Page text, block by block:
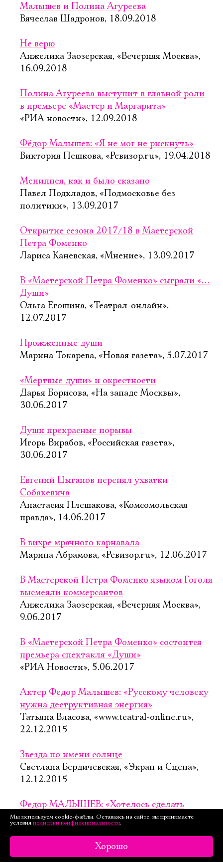
Малышев и Полина Агуреева
Вячеслав Шадронов, 18.09.2018
Не верю
Анжелика Заозерская, «Вечерняя Москва»,
16.09.2018
Полина Агуреева выступит в главной роли
в премьере «Мастер и Маргарита»
«РИА новости», 12.09.2018
Фёдор Малышев: «Я не мог не рискнуть»
Виктория Пешкова, «Ревизор.ru», 19.04.2018
Мениппея, как и было сказано
Павел Подкладов, «Подмосковье без
политики», 13.09.2017
Открытие сезона 2017/18 в Мастерской
Петра Фоменко
Лариса Каневская, «Мнение», 13.09.2017
В «Мастерской Петра Фоменко» сыграли «…
Души»
Ольга Егошина, «Театрал-онлайн»,
12.07.2017
Прожженные души
Марина Токарева, «Новая газета», 5.07.2017
«Мертвые души» и окрестности
Дарья Борисова, «На западе Москвы»,
30.06.2017
Души прекрасные порывы
Игорь Вирабов, «Российская газета»,
30.06.2017
Евгений Цыганов перенял ухватки
Собакевича
Анастасия Плешакова, «Комсомольская
правда», 14.06.2017
В вихре мрачного карнавала
Марина Абрамова, «Ревизор.ru», 12.06.2017
В Мастерской Петра Фоменко языком Гоголя
высмеяли коммерсантов
Анжелика Заозерская, «Вечерняя Москва»,
9.06.2017
В «Мастерской Петра Фоменко» состоится
премьера спектакля «Души»
«РИА Новости», 5.06.2017
Актер Федор Малышев: «Русскому человеку
нужна деструктивная энергия»
Татьяна Власова, «www.teatral-online.ru»,
22.12.2015
Звезда по имени солнце
Светлана Бердичевская, «Экран и Сцена»,
12.12.2015
Федор МАЛЫШЕВ: «Хотелось сделать
подпольный, гаражный спектакль»
Светлана Бердичевская, «Экран и Сцена»,
Мы используем cookie-файлы. Оставаясь на сайте, вы принимаете
условия политики конфиденциальности.
Хорошо